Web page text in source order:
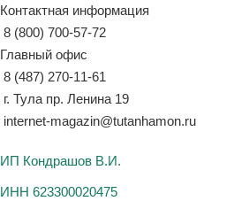
Контактная информация
8 (800) 700-57-72
Главный офис
8 (487) 270-11-61
г. Тула пр. Ленина 19
internet-magazin@tutanhamon.ru
ИП Кондрашов В.И.
ИНН 623300020475